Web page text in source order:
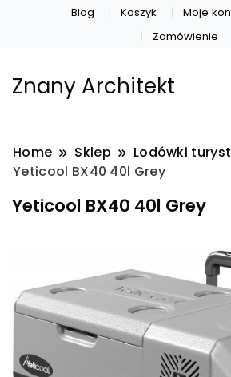
Blog Koszyk Moje
Zamówienie
Znany Architekt
Home Sklep
Lodówki
Yeticool BX40 40l Grey
Yeticool BX40 40l Grey